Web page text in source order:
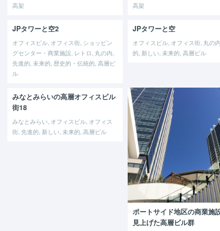
高架
高架
JPタワーと空2
オフィスビル, オフィス街, ショッピン
グセンター・商業施設, レトロ, 丸の内,
先進的, 未来的, 歴史的・伝統的, 高層ビ
ル
JPタワーと空
オフィスビル, オフィス街, 丸の
的, 新しい, 未来的, 高層ビル
みなとみらいの高層オフィスビル
街18
みなとみらい, オフィスビル, オフィス
街, 先進的, 新しい, 未来的, 高層ビル
ポートサイド地区の商業施
見上げた高層ビル群